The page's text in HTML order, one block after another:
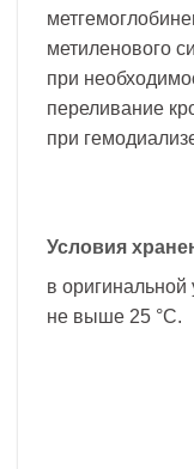
метиленового
при
переливание
при
Условия
в оригинальной
не выше 25 °С.